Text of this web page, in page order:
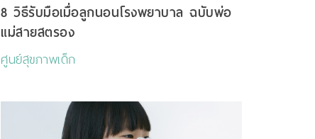
8 วิธีรับมือเมื่อลูกนอนโรงพยาบาล ฉบับพ่อ
แม่สายสตรอง
ศูนย์สุขภาพเด็ก